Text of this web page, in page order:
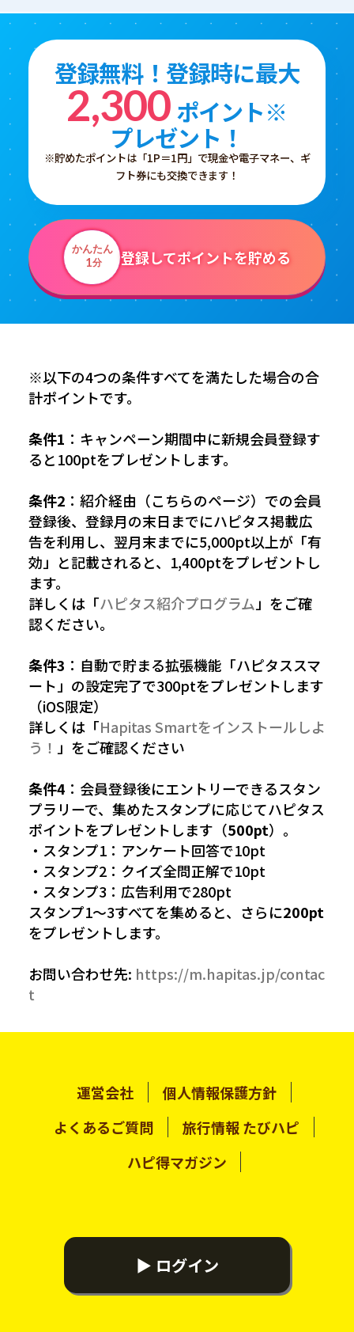
登録無料！登録時に最大
2,300ポイント※
プレゼント！
※貯めたポイントは「1P＝1円」で現金や電子マネー、ギ
フト券にも交換できます！
かんたん
1分 登録してポイントを貯める
※以下の4つの条件すべてを満たした場合の合
計ポイントです。
条件1 ：キャンペーン期間中に新規会員登録す
ると100ptをプレゼントします。
条件2 ：紹介経由（こちらのページ）での会員
登録後、登録月の末日までにハピタス掲載広
告を利用し、翌月末までに5,000pt以上が「有
効」と記載されると、1,400ptをプレゼントし
ます。
詳しくは「ハピタス紹介プログラム 」をご確
認ください。
条件3 ：自動で貯まる拡張機能「ハピタススマ
ート」の設定完了で300ptをプレゼントします
（iOS限定）
詳しくは「Hapitas Smartをインストールしよ
う！ 」をご確認ください
条件4 ：会員登録後にエントリーできるスタン
プラリーで、集めたスタンプに応じてハピタス
ポイントをプレゼントします（500pt）。
・スタンプ1：アンケート回答で10pt
・スタンプ2：クイズ全問正解で10pt
・スタンプ3：広告利用で280pt
スタンプ1〜3すべてを集めると、さらに200pt
をプレゼントします。
お問い合わせ先: https://m.hapitas.jp/contac
t
運営会社
個人情報保護方針
よくあるご質問
旅行情報 たびハピ
ハピ得マガジン
▶ ログイン